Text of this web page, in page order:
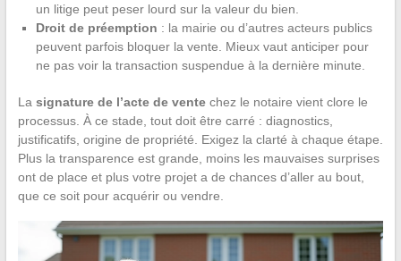
un litige peut peser lourd sur la valeur du bien.
Droit de préemption : la mairie ou d’autres acteurs publics
peuvent parfois bloquer la vente. Mieux vaut anticiper pour
ne pas voir la transaction suspendue à la dernière minute.
La signature de l’acte de ventechez le notaire vient clore le
processus. À ce stade, tout doit être carré : diagnostics,
justificatifs, origine de propriété. Exigez la clarté à chaque étape.
Plus la transparence est grande, moins les mauvaises surprises
ont de place et plus votre projet a de chances d’aller au bout,
que ce soit pour acquérir ou vendre.